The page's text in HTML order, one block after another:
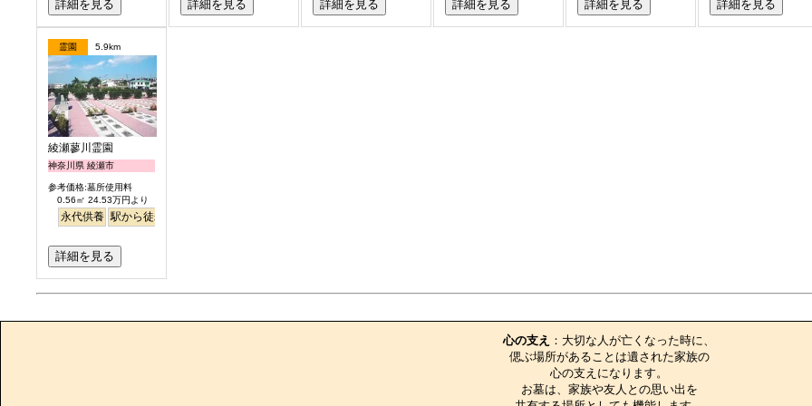
詳細を見る 詳細を見る 詳細を見る 詳細を見る 詳細を見る 詳細を見る
霊園 5.9km
綾瀬蓼川霊園
神奈川県 綾瀬市
参考価格:墓所使用料
0.56㎡ 24.53万円より
永代供養 駅から徒歩
詳細を見る
心の支え ：大切な人が亡くなった時に、
偲ぶ場所があることは遺された家族の
心の支えになります。
お墓は、家族や友人との思い出を